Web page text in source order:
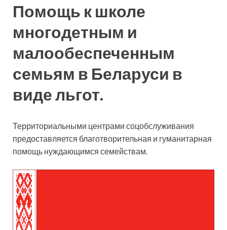
Помощь к школе
многодетным и
малообеспеченным
семьям в Беларуси в
виде льгот.
Территориальными центрами соцобслуживания
предоставляется благотворительная и гуманитарная
помощь нуждающимся семействам.